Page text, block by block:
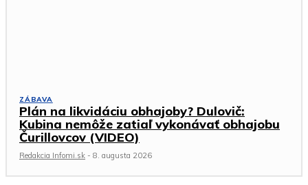
ZÁBAVA
Plán na likvidáciu obhajoby? Dulovič:
Kubina nemôže zatiaľ vykonávať obhajobu
Čurillovcov (VIDEO)
Redakcia Infomi.sk - 8. augusta 2026